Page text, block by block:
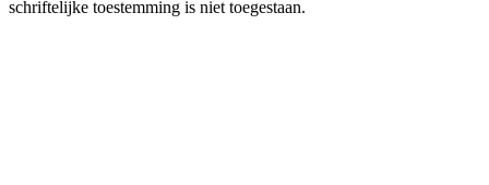
schriftelijke toestemming is niet toegestaan.